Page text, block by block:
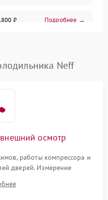
₽ Подробнее →
₽ Подробнее →
₽ Подробнее →
₽
Neff
осмотр
работы компрессора и
дверей. Измерение
проверка термостата и
электронного дисплея.